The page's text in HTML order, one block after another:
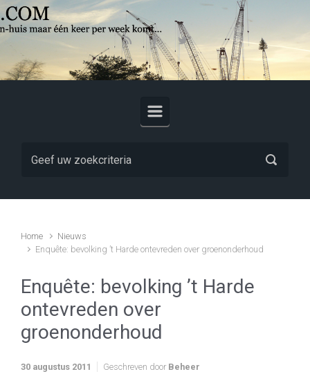
Skip to main content
Home
Nieuws
Enquête: bevolking ’t Harde ontevreden over groenonderhoud
Enquête: bevolking ’t Harde
ontevreden over
groenonderhoud
30 augustus 2011 Geschreven door Beheer